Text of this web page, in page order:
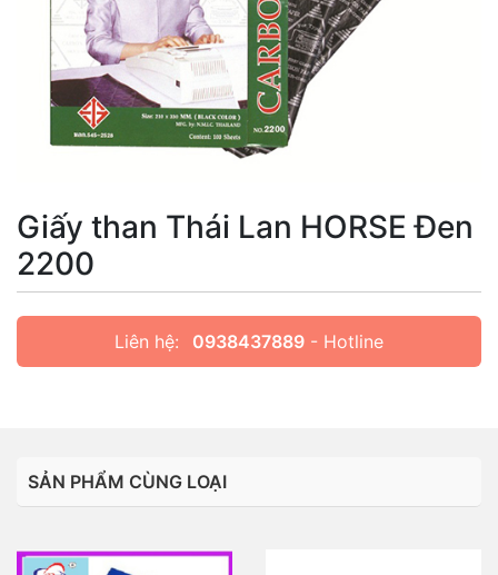
Giấy than Thái Lan HORSE Đen
2200
Liên hệ: 0938437889 - Hotline
SẢN PHẨM CÙNG LOẠI